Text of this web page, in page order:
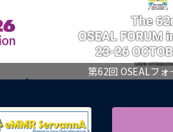
第62回 OSEALフ